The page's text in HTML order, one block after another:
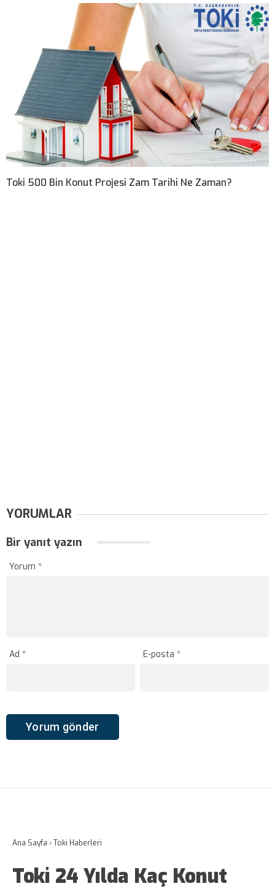
Toki 500 Bin Konut Projesi Zam Tarihi Ne Zaman?
YORUMLAR
Bir yanıt yazın
Yorum *
Ad * E-posta*
Ana Sayfa ›Toki Haberleri
Toki 24 Yılda Kaç Konut